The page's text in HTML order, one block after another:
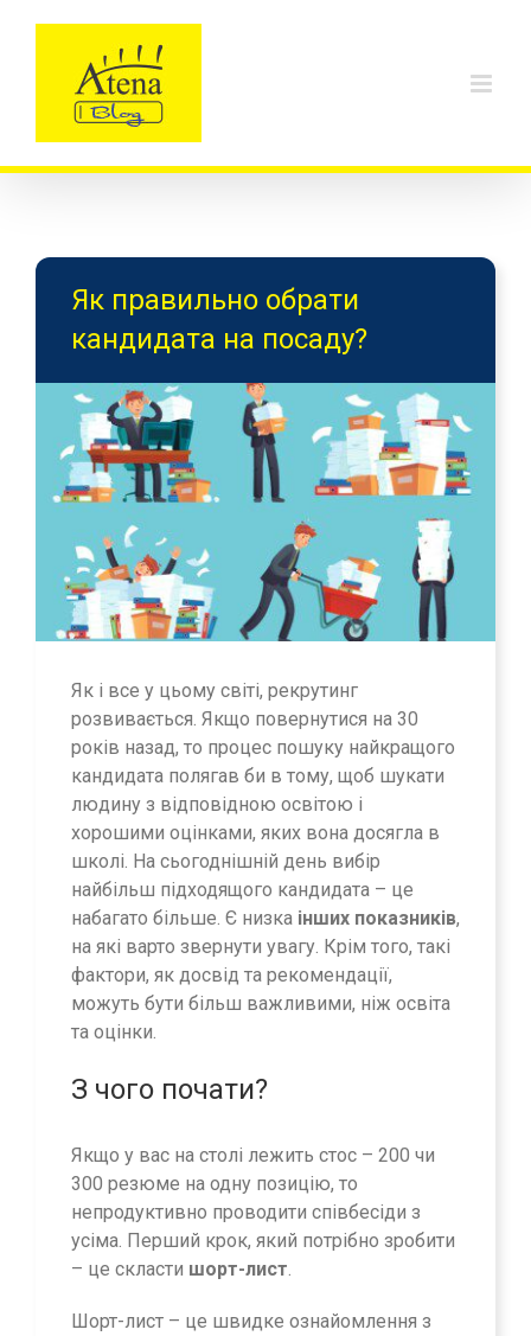
Як правильно обрати
кандидата на посаду?
Як і все у цьому світі, рекрутинг
розвивається. Якщо повернутися на 30
років назад, то процес пошуку найкращого
кандидата полягав би в тому, щоб шукати
людину з відповідною освітою і
хорошими оцінками, яких вона досягла в
школі. На сьогоднішній день вибір
найбільш підходящого кандидата – це
набагато більше. Є низка інших показників,
на які варто звернути увагу. Крім того, такі
фактори, як досвід та рекомендації,
можуть бути більш важливими, ніж освіта
та оцінки.
З чого почати?
Якщо у вас на столі лежить стос – 200 чи
300 резюме на одну позицію, то
непродуктивно проводити співбесіди з
усіма. Перший крок, який потрібно зробити
– це скласти шорт-лист
Шорт-лист – це швидке ознайомлення з